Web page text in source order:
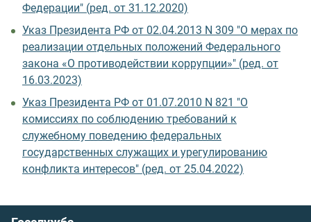
Федерации" (ред. от 31.12.2020)
Указ Президента РФ от 02.04.2013 N 309 "О мерах по
реализации отдельных положений Федерального
закона «О противодействии коррупции»" (ред. от
16.03.2023)
Указ Президента РФ от 01.07.2010 N 821 "О
комиссиях по соблюдению требований к
служебному поведению федеральных
государственных служащих и урегулированию
конфликта интересов" (ред. от 25.04.2022)